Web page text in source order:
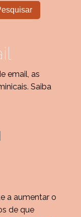
email, as
Saiba
a aumentar o
de que